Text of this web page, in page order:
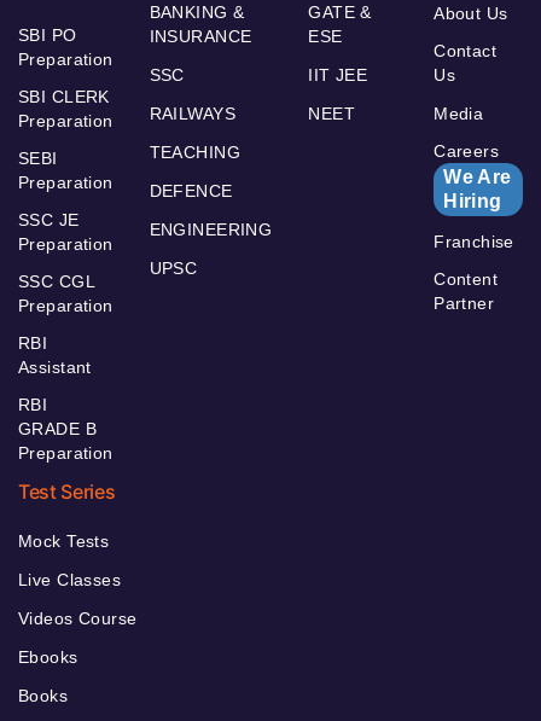
SBI PO
Preparation
SBI CLERK
Preparation
SEBI
Preparation
SSC JE
Preparation
SSC CGL
Preparation
RBI
Assistant
RBI
GRADE B
Preparation
BANKING &
INSURANCE
SSC
RAILWAYS
TEACHING
DEFENCE
ENGINEERING
UPSC
GATE &
ESE
IIT JEE
NEET
About Us
Contact
Us
Media
Careers
We Are
Hiring
Franchise
Content
Partner
Test Series
Mock Tests
Live Classes
Videos Course
Ebooks
Books